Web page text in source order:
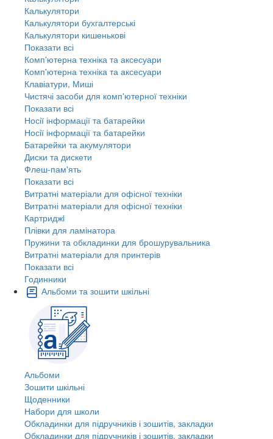
Калькулятори
Калькулятори бухгалтерські
Калькулятори кишенькові
Показати всі
Комп'ютерна техніка та аксесуари
Комп'ютерна техніка та аксесуари
Клавіатури, Миші
Чистячі засоби для комп'ютерної техніки
Показати всі
Носії інформації та батарейки
Носії інформації та батарейки
Батарейки та акумулятори
Диски та дискети
Флеш-пам'ять
Показати всі
Витратні матеріали для офісної техніки
Витратні матеріали для офісної техніки
Картриджi
Плівки для ламінатора
Пружини та обкладинки для брошурувальника
Витратні матеріали для принтерів
Показати всі
Годинники
Альбоми та зошити шкільні
Альбоми
Зошити шкільні
Щоденники
Набори для школи
Обкладинки для підручників і зошитів, закладки
Обкладинки для підручників і зошитів, закладки